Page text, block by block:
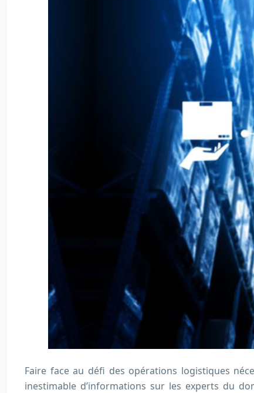
Faire face au défi des opérations logistiques
inestimable d’informations sur les experts du